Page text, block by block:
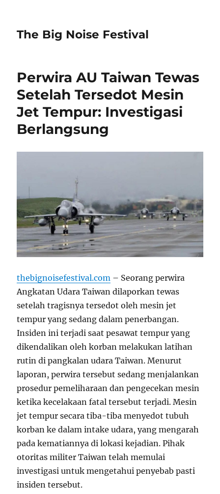
The Big Noise Festival
Perwira AU Taiwan Tewas
Setelah Tersedot Mesin
Jet Tempur: Investigasi
Berlangsung
thebignoisefestival.com – Seorang perwira
Angkatan Udara Taiwan dilaporkan tewas
setelah tragisnya tersedot oleh mesin jet
tempur yang sedang dalam penerbangan.
Insiden ini terjadi saat pesawat tempur yang
dikendalikan oleh korban melakukan latihan
rutin di pangkalan udara Taiwan. Menurut
laporan, perwira tersebut sedang menjalankan
prosedur pemeliharaan dan pengecekan mesin
ketika kecelakaan fatal tersebut terjadi. Mesin
jet tempur secara tiba-tiba menyedot tubuh
korban ke dalam intake udara, yang mengarah
pada kematiannya di lokasi kejadian. Pihak
otoritas militer Taiwan telah memulai
investigasi untuk mengetahui penyebab pasti
insiden tersebut.